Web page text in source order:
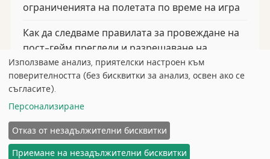
ограниченията на полетата по време на игра
Как да следваме правилата за провеждане на
пост-гейм прегледи и разрешаване на
спорове
© 2026Curious Fox Learning
НачалоСтатииЗа насПоверителност
Използваме анализ, приятелски настроен към
поверителността (без бисквитки за анализ, освен ако се
съгласите).
Персонализиране
Отказ от незадължителни бисквитки
Приемане на незадължителни бисквитки